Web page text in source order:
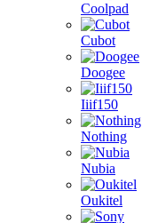
Coolpad
Cubot
Doogee
Iiif150
Nothing
Nubia
Oukitel